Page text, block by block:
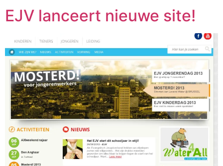
EJV lanceert nieuwe site!